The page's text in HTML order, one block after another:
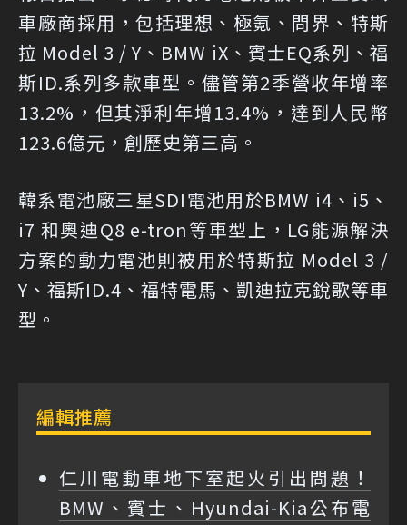
車廠商採用，包括理想、極氪、問界、特斯
拉 Model 3 / Y、BMW iX、賓士EQ系列、福
斯ID.系列多款車型。儘管第2季營收年增率
13.2%，但其淨利年增13.4%，達到人民幣
123.6億元，創歷史第三高。
韓系電池廠三星SDI電池用於BMW i4、i5、
i7 和奧迪Q8 e-tron等車型上，LG能源解決
方案的動力電池則被用於特斯拉 Model 3 /
Y、福斯ID.4、福特電馬、凱迪拉克銳歌等車
型。
編輯推薦
仁川電動車地下室起火引出問題！
BMW、賓士、Hyundai-Kia公布電